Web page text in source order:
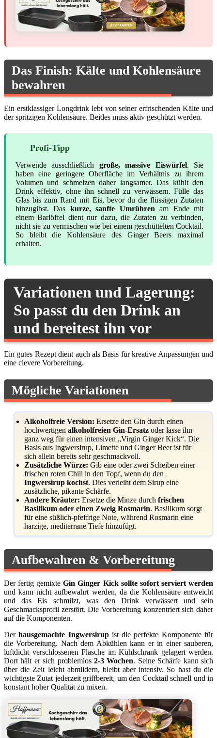
Das Finish: Kälte und Kohlensäure
bewahren
Ein erstklassiger Longdrink lebt von seiner erfrischenden Kälte und
der spritzigen Kohlensäure. Beides muss aktiv geschützt werden.
Profi-Tipp
Verwende ausschließlich große, massive Eiswürfel. Sie
haben eine geringere Oberfläche im Verhältnis zu ihrem
Volumen und schmelzen daher langsamer. Das kühlt den
Drink effektiv, ohne ihn schnell zu verwässern. Fülle das
Glas bis zum Rand mit Eis, bevor du die flüssigen Zutaten
hinzugibst. Das kurze, sanfte Umrühren am Ende mit
einem Barlöffel dient nur dazu, die Zutaten zu verbinden,
nicht sie zu vermischen wie bei einem geschüttelten Cocktail.
So bleibt die Kohlensäure des Ginger Beers maximal
erhalten.
Variationen und Lagerung:
So passt du den Drink an
und bereitest ihn vor
Ein gutes Rezept dient auch als Basis für kreative Anpassungen und
eine clevere Vorbereitung.
Mögliche Variationen
Alkoholfreie Version: Ersetze den Gin durch einen
hochwertigen alkoholfreien Gin-Ersatz oder lasse ihn
ganz weg für einen intensiven „Virgin Ginger Kick“. Die
Basis aus Ingwersirup, Limette und Ginger Beer ist für
sich allein bereits sehr geschmackvoll.
Zusätzliche Würze: Gib eine oder zwei Scheiben einer
frischen roten Chili in den Topf, wenn du den
Ingwersirup kochst. Dies verleiht dem Sirup eine
zusätzliche, pikante Schärfe.
Andere Kräuter: Ersetze die Minze durch frischen
Basilikum oder einen Zweig Rosmarin. Basilikum sorgt
für eine süßlich-pfeffrige Note, während Rosmarin eine
harzige, mediterrane Tiefe hinzufügt.
Aufbewahren & Vorbereitung
Der fertig gemixteGin Ginger Kick sollte sofort serviert werden
und kann nicht aufbewahrt werden, da die Kohlensäure entweicht
und das Eis schmilzt, was den Drink verwässert und sein
Geschmacksprofil zerstört. Die Vorbereitung konzentriert sich daher
auf die Komponenten.
Derhausgemachte Ingwersirupist die perfekte Komponente für
die Vorbereitung. Nach dem Abkühlen kann er in einer sauberen,
luftdicht verschlossenen Flasche im Kühlschrank gelagert werden.
Dort hält er sich problemlos 2-3 Wochen. Seine Schärfe kann sich
über die Zeit leicht abmildern, bleibt aber intensiv. So hast du die
wichtigste Zutat jederzeit griffbereit, um den Cocktail schnell und in
konstant hoher Qualität zu mixen.